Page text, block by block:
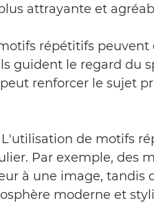
attrayante et
répétitifs peuvent
guident le regard du
renforcer le sujet
L'utilisation de motifs
Par exemple, des
à une image, tandis
moderne et